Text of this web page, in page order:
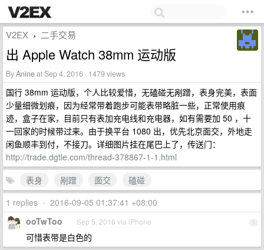
V2EX › 二手交易
出 Apple Watch 38mm 运动版
ByAnineat Sep 4, 2016 · 1479 views
国行 38mm 运动版，个人比较爱惜，无磕碰无剐蹭，表身完美，表面
少量细微划痕，因为经常带着跑步可能表带略脏一些，正常使用痕
迹，盒子在家，目前只有表加充电线和充电器，如有需要加 50 ，十
一回家的时候带过来。由于换平台 1080 出，优先北京面交，外地走
闲鱼顺丰到付，不接刀。详细图片挂在尾巴上了，传送门：
http://trade.dgtle.com/thread-378867-1-1.html
表身
剐蹭 面交
磕碰
1 replies • 2016-09-05 01:37:41 +08:00
1
ooTwToo Sep 5, 2016 via iPhone
可惜表带是白色的